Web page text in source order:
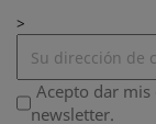
>
Acepto dar
newsletter.